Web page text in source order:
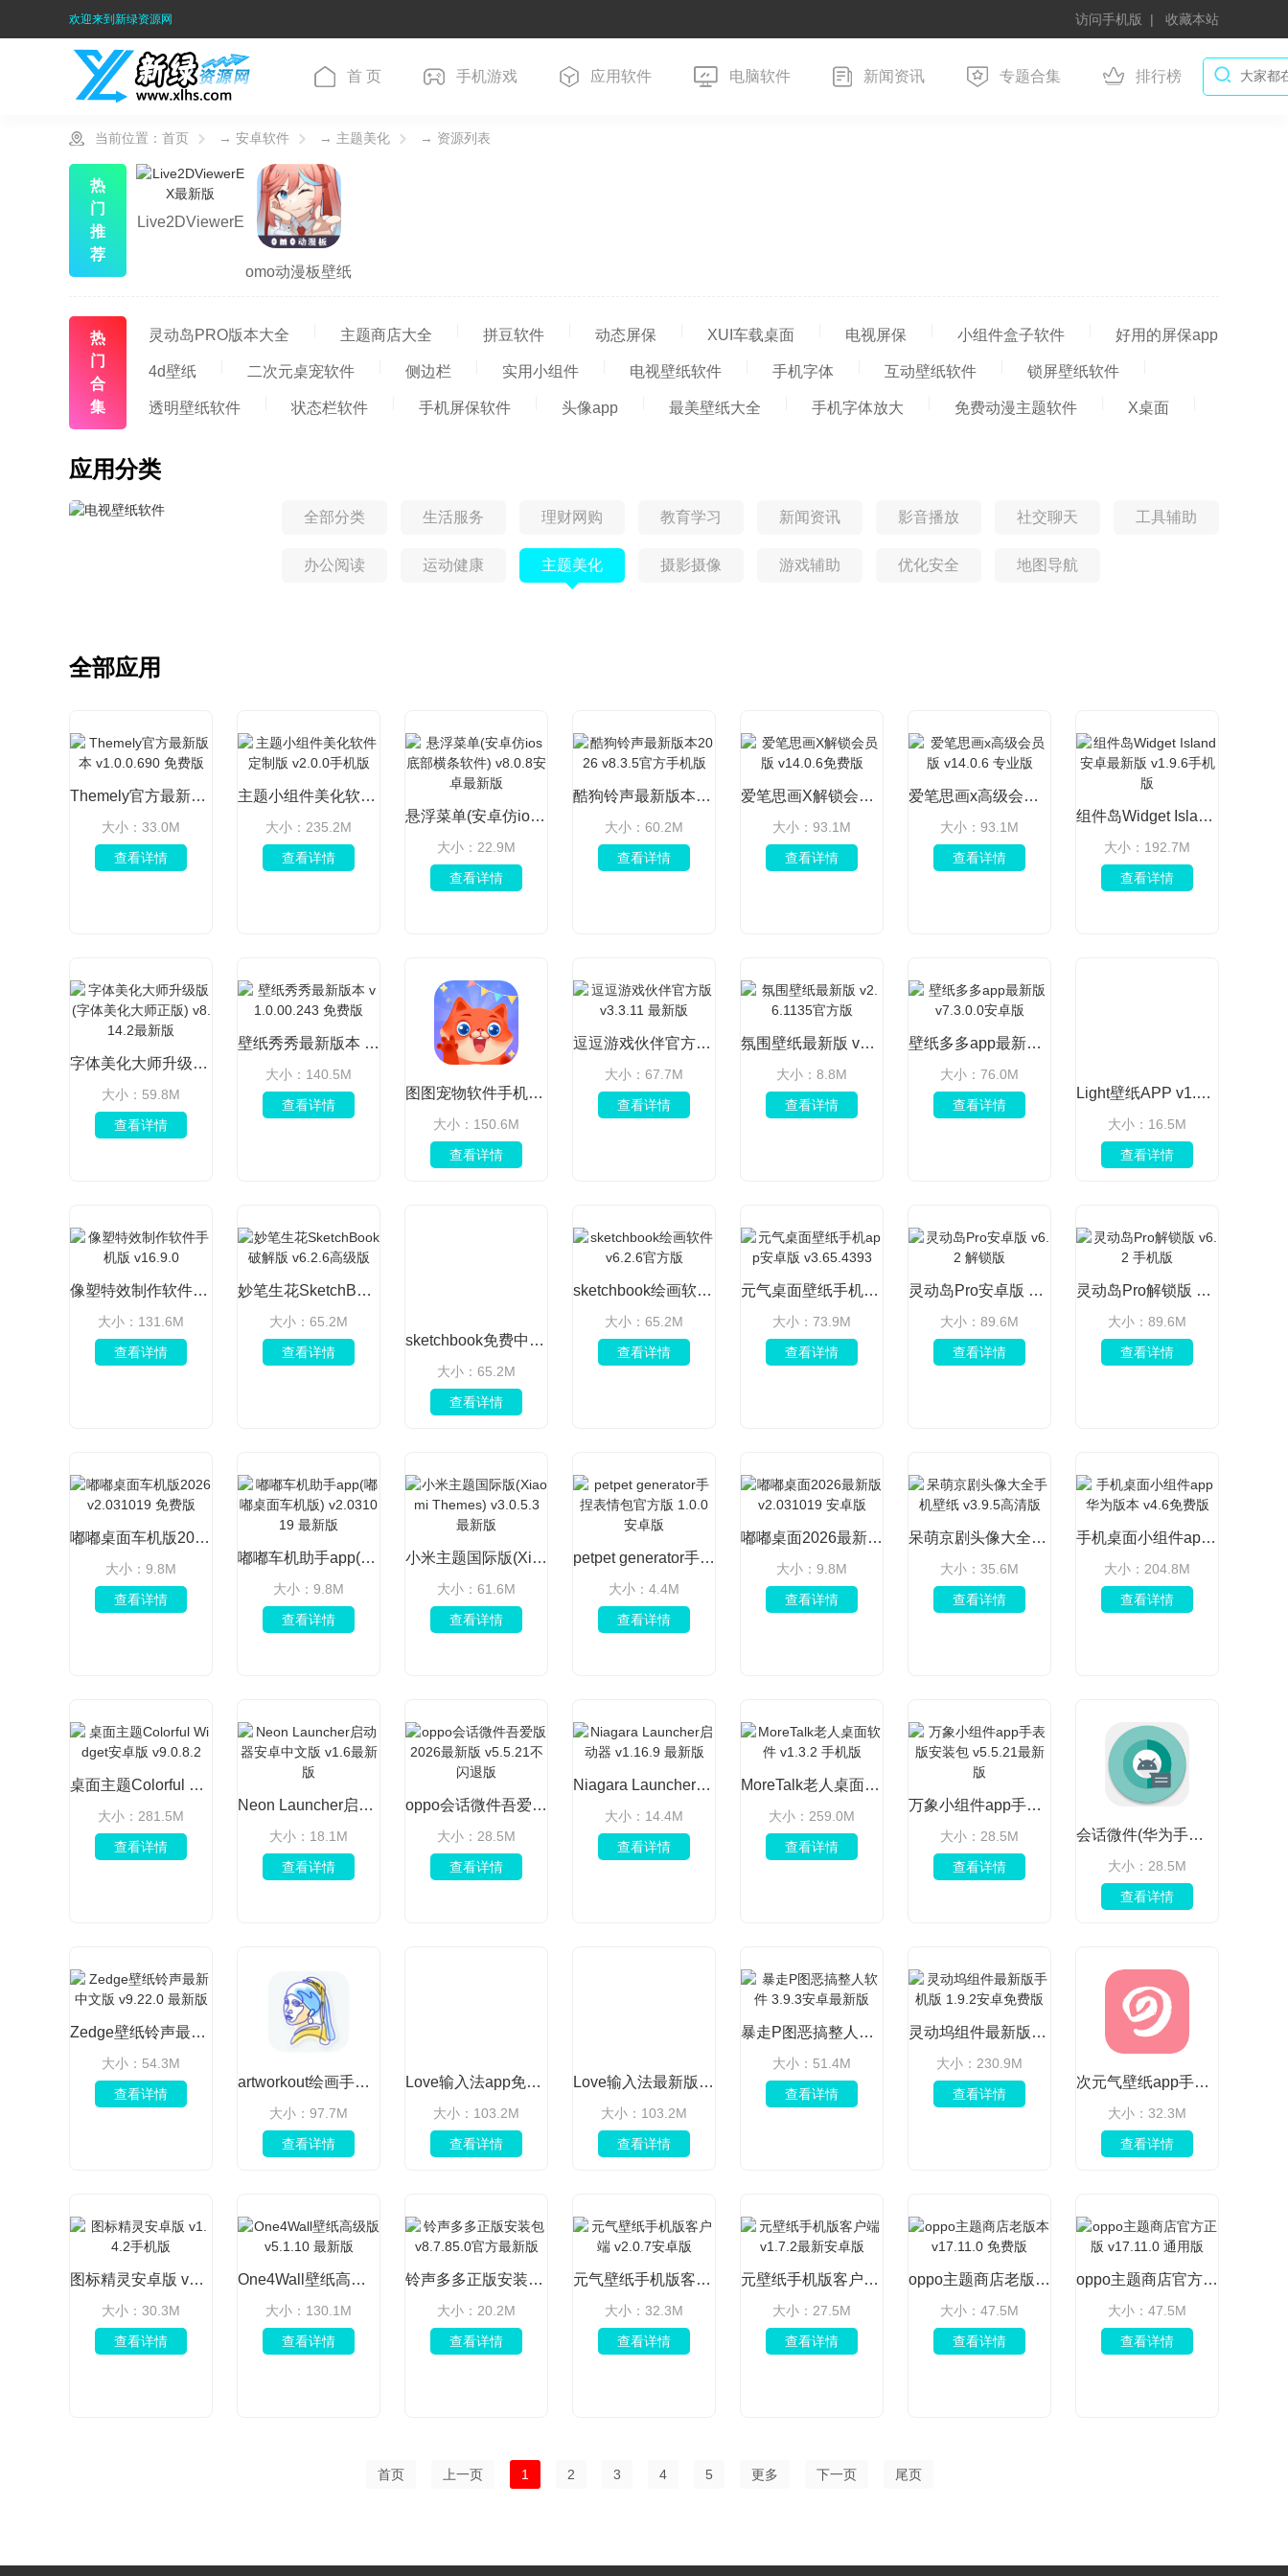
欢迎来到新绿资源网 访问手机版 收藏本站
首 页 手机游戏 应用软件 电脑软件 新闻资讯 专题合集 排行榜
当前位置： 首页 → 安卓软件 → 主题美化 → 资源列表
热
门
推
荐
Live2DViewerE
omo动漫板壁纸
热
门
合
集
灵动岛PRO版本大全 主题商店大全 拼豆软件 动态屏保 XUI车载桌面 电视屏保 小组件盒子软件 好用的屏保app
4d壁纸 二次元桌宠软件 侧边栏 实用小组件 电视壁纸软件 手机字体 互动壁纸软件 锁屏壁纸软件
透明壁纸软件 状态栏软件 手机屏保软件 头像app 最美壁纸大全 手机字体放大 免费动漫主题软件 X桌面
应用分类
全部分类 生活服务 理财网购 教育学习 新闻资讯 影音播放 社交聊天 工具辅助
办公阅读 运动健康 主题美化 摄影摄像 游戏辅助 优化安全 地图导航
全部应用
Themely官方最新版本 v1.0.0.690 免费版
大小：33.0M
查看详情
主题小组件美化软件定制版 v2.0.0手机版
大小：235.2M
查看详情
悬浮菜单(安卓仿ios底部横条软件) v8.0.8安卓最新版
大小：22.9M
查看详情
酷狗铃声最新版本2026 v8.3.5官方手机版
大小：60.2M
查看详情
爱笔思画X解锁会员版 v14.0.6免费版
大小：93.1M
查看详情
爱笔思画x高级会员版 v14.0.6 专业版
大小：93.1M
查看详情
组件岛Widget Island安卓最新版 v1.9.6手机版
大小：192.7M
查看详情
字体美化大师升级版(字体美化大师正版) v8.14.2最新版
大小：59.8M
查看详情
壁纸秀秀最新版本 v1.0.00.243 免费版
大小：140.5M
查看详情
图图宠物软件手机版 v3.4.8最新版
大小：150.6M
查看详情
逗逗游戏伙伴官方版 v3.3.11 最新版
大小：67.7M
查看详情
氛围壁纸最新版 v2.6.1135官方版
大小：8.8M
查看详情
壁纸多多app最新版 v7.3.0.0安卓版
大小：76.0M
查看详情
Light壁纸APP v1.9安卓最新版
大小：16.5M
查看详情
像塑特效制作软件手机版 v16.9.0
大小：131.6M
查看详情
妙笔生花SketchBook破解版 v6.2.6高级版
大小：65.2M
查看详情
sketchbook免费中文版 v6.2.6已付费版
大小：65.2M
查看详情
sketchbook绘画软件 v6.2.6官方版
大小：65.2M
查看详情
元气桌面壁纸手机app安卓版 v3.65.4393
大小：73.9M
查看详情
灵动岛Pro安卓版 v6.2 解锁版
大小：89.6M
查看详情
灵动岛Pro解锁版 v6.2 手机版
大小：89.6M
查看详情
嘟嘟桌面车机版2026 v2.031019 免费版
大小：9.8M
查看详情
嘟嘟车机助手app(嘟嘟桌面车机版) v2.031019 最新版
大小：9.8M
查看详情
小米主题国际版(Xiaomi Themes) v3.0.5.3 最新版
大小：61.6M
查看详情
petpet generator手捏表情包官方版 1.0.0 安卓版
大小：4.4M
查看详情
嘟嘟桌面2026最新版 v2.031019 安卓版
大小：9.8M
查看详情
呆萌京剧头像大全手机壁纸 v3.9.5高清版
大小：35.6M
查看详情
手机桌面小组件app华为版本 v4.6免费版
大小：204.8M
查看详情
桌面主题Colorful Widget安卓版 v9.0.8.2
大小：281.5M
查看详情
Neon Launcher启动器安卓中文版 v1.6最新版
大小：18.1M
查看详情
oppo会话微件吾爱版2026最新版 v5.5.21不闪退版
大小：28.5M
查看详情
Niagara Launcher启动器 v1.16.9 最新版
大小：14.4M
查看详情
MoreTalk老人桌面软件 v1.3.2 手机版
大小：259.0M
查看详情
万象小组件app手表版安装包 v5.5.21最新版
大小：28.5M
查看详情
会话微件(华为手机桌面美化插件) v5.5.21 安卓版
大小：28.5M
查看详情
Zedge壁纸铃声最新中文版 v9.22.0 最新版
大小：54.3M
查看详情
artworkout绘画手机版免费安装高级版 V0.1.84 会员版
大小：97.7M
查看详情
Love输入法app免费版 v2.8.4 高级版
大小：103.2M
查看详情
Love输入法最新版 v2.8.4会员版
大小：103.2M
查看详情
暴走P图恶搞整人软件 3.9.3安卓最新版
大小：51.4M
查看详情
灵动坞组件最新版手机版 1.9.2安卓免费版
大小：230.9M
查看详情
次元气壁纸app手机版安卓版 v2.0.7官方版
大小：32.3M
查看详情
图标精灵安卓版 v1.4.2手机版
大小：30.3M
查看详情
One4Wall壁纸高级版 v5.1.10 最新版
大小：130.1M
查看详情
铃声多多正版安装包 v8.7.85.0官方最新版
大小：20.2M
查看详情
元气壁纸手机版客户端 v2.0.7安卓版
大小：32.3M
查看详情
元壁纸手机版客户端 v1.7.2最新安卓版
大小：27.5M
查看详情
oppo主题商店老版本 v17.11.0 免费版
大小：47.5M
查看详情
oppo主题商店官方正版 v17.11.0 通用版
大小：47.5M
查看详情
首页 上一页 1 2 3 4 5 更多 下一页 尾页